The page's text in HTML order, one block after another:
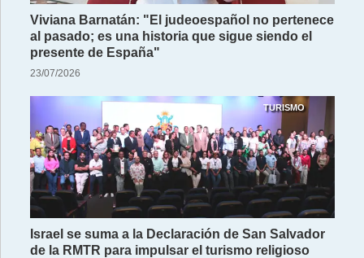
Viviana Barnatán: "El judeoespañol no pertenece
al pasado; es una historia que sigue siendo el
presente de España"
23/07/2026
TURISMO
Israel se suma a la Declaración de San Salvador
de la RMTR para impulsar el turismo religioso